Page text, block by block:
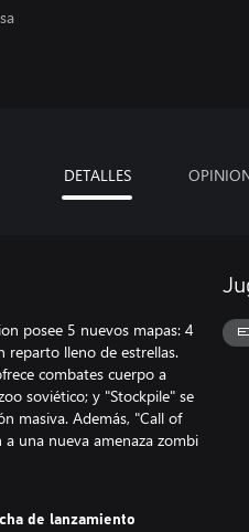
DETALLES
posee 5 nuevos mapas: 4
reparto lleno de estrellas.
combates cuerpo a
soviético; y "Stockpile" se
masiva. Además, "Call of
una nueva amenaza zombi
de lanzamiento